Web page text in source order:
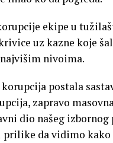
ekipe u
uz kazne koje
nivoima.
postala
zapravo
dio našeg
da vidimo